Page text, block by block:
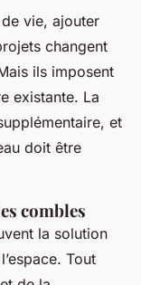
vie, ajouter
changent
ils imposent
existante. La
et
doit être
combles
la solution
Tout